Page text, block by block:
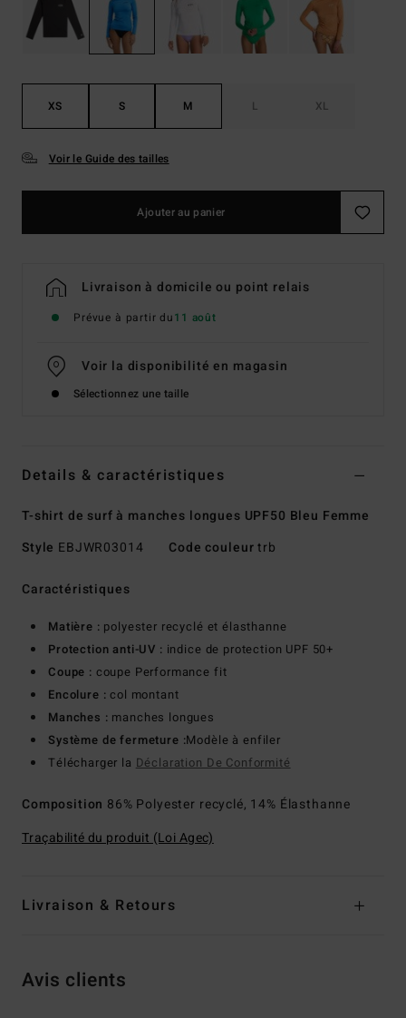
XS S M L XL
Voir le Guide des tailles
Ajouter au panier
Livraison à domicile ou point relais
Prévue à partir du11 août
Voir la disponibilité en magasin
Sélectionnez une taille
Details & caractéristiques
T-shirt de surf à manches longues UPF50 Bleu Femme
Style EBJWR03014 Code couleurtrb
Caractéristiques
Matière : polyester recyclé et élasthanne
Protection anti-UV : indice de protection UPF 50+
Coupe : coupe Performance fit
Encolure :col montant
Manches : manches longues
Système de fermeture :Modèle à enfiler
Télécharger la Déclaration De Conformité
Composition 86% Polyester recyclé, 14% Élasthanne
Traçabilité du produit (Loi Agec)
Livraison & Retours
Avis clients